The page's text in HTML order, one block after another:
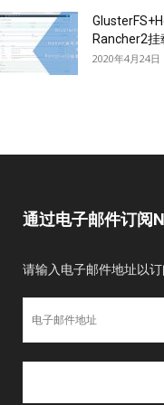
Rancher2挂
2020年4月24日
通过电子邮件订阅
请输入电子邮件地址以订
子
邮
件
址